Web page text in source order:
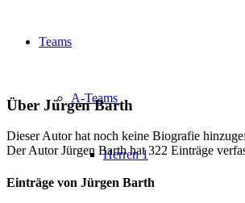
Teams
A-Teams
Herren 1
Über Jürgen Barth
Dieser Autor hat noch keine Biografie
Der AutorJürgen Barthhat 322 Einträge
Einträge von Jürgen Barth